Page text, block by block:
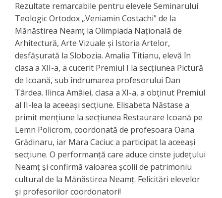
Rezultate remarcabile pentru elevele Seminarului
Teologic Ortodox „Veniamin Costachi" de la
Mănăstirea Neamț la Olimpiada Națională de
Arhitectură, Arte Vizuale și Istoria Artelor,
desfășurată la Slobozia. Amalia Titianu, elevă în
clasa a XII-a, a cucerit Premiul I la secțiunea Pictură
de Icoană, sub îndrumarea profesorului Dan
Târdea. Ilinca Amâiei, clasa a XI-a, a obținut Premiul
al II-lea la aceeași secțiune. Elisabeta Năstase a
primit mențiune la secțiunea Restaurare Icoană pe
Lemn Policrom, coordonată de profesoara Oana
Grădinaru, iar Mara Caciuc a participat la aceeași
secțiune. O performanță care aduce cinste județului
Neamț și confirmă valoarea școlii de patrimoniu
cultural de la Mănăstirea Neamț. Felicitări elevelor
și profesorilor coordonatori!